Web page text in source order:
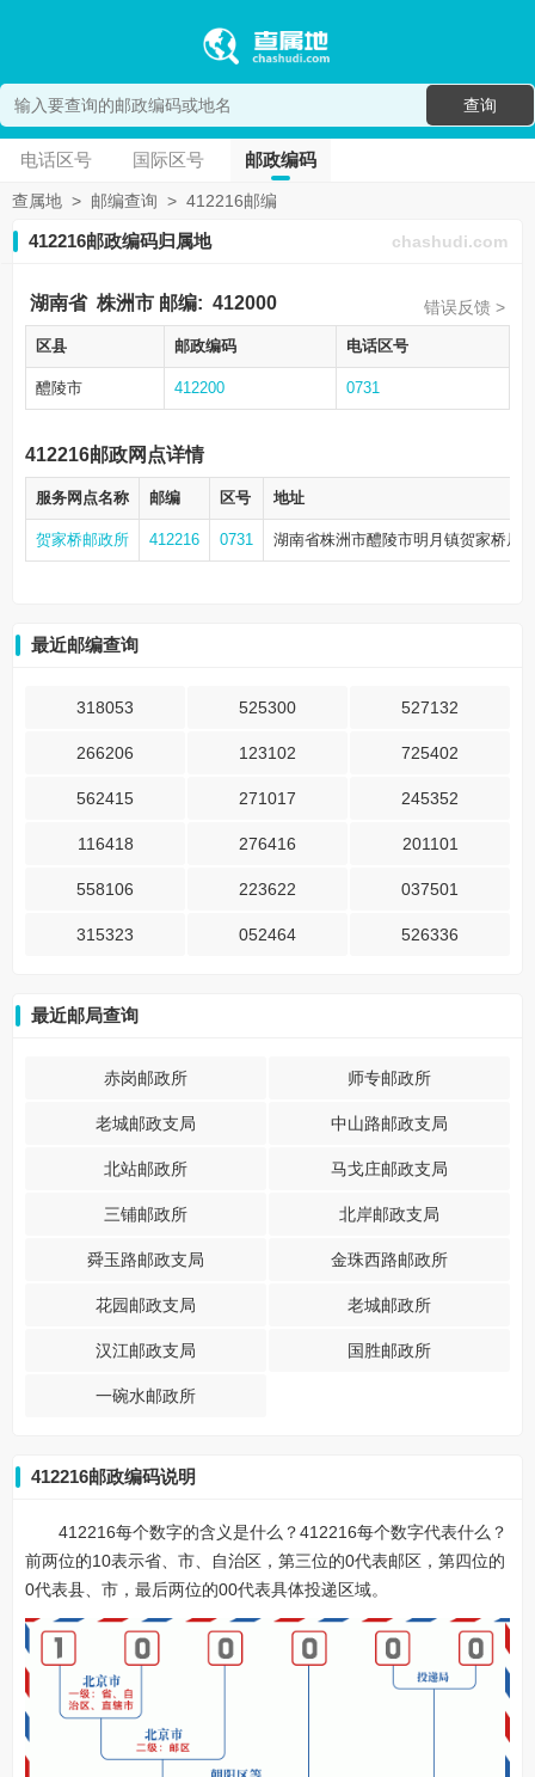
查询
电话区号 国际区号 邮政编码
查属地 > 邮编查询 > 412216邮编
412216邮政编码归属地 chashudi.com
湖南省 株洲市 邮编: 412000 错误反馈 >
区县 邮政编码 电话区号
醴陵市 412200 0731
412216邮政网点详情
服务网点名称 邮编 区号 地址
贺家桥邮政所 412216 0731 湖南省株洲市醴陵市明月镇贺家桥居
最近邮编查询
318053 525300 527132
266206 123102 725402
562415 271017 245352
116418 276416 201101
558106 223622 037501
315323 052464 526336
最近邮局查询
赤岗邮政所 师专邮政所
老城邮政支局 中山路邮政支局
北站邮政所 马戈庄邮政支局
三铺邮政所 北岸邮政支局
舜玉路邮政支局 金珠西路邮政所
花园邮政支局 老城邮政所
汉江邮政支局 国胜邮政所
一碗水邮政所
412216邮政编码说明
412216每个数字的含义是什么？412216每个数字代表什么？
前两位的10表示省、市、自治区，第三位的0代表邮区，第四位的
0代表县、市，最后两位的00代表具体投递区域。